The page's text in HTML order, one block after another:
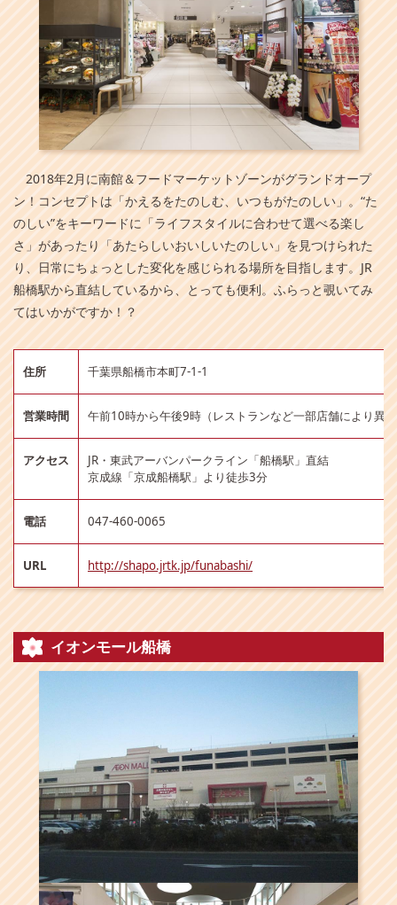
2018年2月に南館＆フードマーケットゾーンがグランドオープ
ン！コンセプトは「かえるをたのしむ、いつもがたのしい」。“た
のしい”をキーワードに「ライフスタイルに合わせて選べる楽し
さ」があったり「あたらしいおいしいたのしい」を見つけられた
り、日常にちょっとした変化を感じられる場所を目指します。JR
船橋駅から直結しているから、とっても便利。ふらっと覗いてみ
てはいかがですか！？
住所 千葉県船橋市本町7-1-1
営業時間 午前10時から午後9時（レストランなど一部店舗により異
アクセス
JR・東武アーバンパークライン「船橋駅」直結
京成線「京成船橋駅」より徒歩3分
電話 047-460-0065
URL http://shapo.jrtk.jp/funabashi/
イオンモール船橋